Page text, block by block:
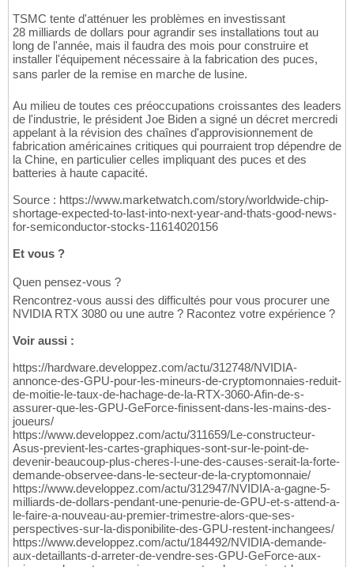
TSMC tente d'atténuer les problèmes en investissant
28 milliards de dollars pour agrandir ses installations tout au
long de l'année, mais il faudra des mois pour construire et
installer l'équipement nécessaire à la fabrication des puces,
sans parler de la remise en marche de lusine.
Au milieu de toutes ces préoccupations croissantes des leaders
de l'industrie, le président Joe Biden a signé un décret mercredi
appelant à la révision des chaînes d'approvisionnement de
fabrication américaines critiques qui pourraient trop dépendre de
la Chine, en particulier celles impliquant des puces et des
batteries à haute capacité.
Source : https://www.marketwatch.com/story/worldwide-chip-
shortage-expected-to-last-into-next-year-and-thats-good-news-
for-semiconductor-stocks-11614020156
Et vous ?
Quen pensez-vous ?
Rencontrez-vous aussi des difficultés pour vous procurer une
NVIDIA RTX 3080 ou une autre ? Racontez votre expérience ?
Voir aussi :
https://hardware.developpez.com/actu/312748/NVIDIA-
annonce-des-GPU-pour-les-mineurs-de-cryptomonnaies-reduit-
de-moitie-le-taux-de-hachage-de-la-RTX-3060-Afin-de-s-
assurer-que-les-GPU-GeForce-finissent-dans-les-mains-des-
joueurs/
https://www.developpez.com/actu/311659/Le-constructeur-
Asus-previent-les-cartes-graphiques-sont-sur-le-point-de-
devenir-beaucoup-plus-cheres-l-une-des-causes-serait-la-forte-
demande-observee-dans-le-secteur-de-la-cryptomonnaie/
https://www.developpez.com/actu/312947/NVIDIA-a-gagne-5-
milliards-de-dollars-pendant-une-penurie-de-GPU-et-s-attend-a-
le-faire-a-nouveau-au-premier-trimestre-alors-que-ses-
perspectives-sur-la-disponibilite-des-GPU-restent-inchangees/
https://www.developpez.com/actu/184492/NVIDIA-demande-
aux-detaillants-d-arreter-de-vendre-ses-GPU-GeForce-aux-